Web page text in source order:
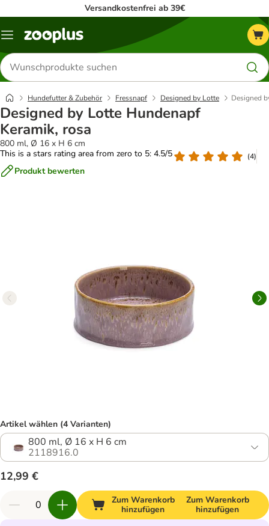
Versandkostenfrei ab 39€
Menü
Produkte
suchen
Hundefutter & Zubehör Fressnapf Designed by Lotte Designed
Designed by Lotte Hundenapf
Keramik, rosa
800 ml, Ø 16 x H 6 cm
This is a stars rating area from zero to 5: 4.5/5
(4)
Produkt bewerten
Artikel wählen (4 Varianten)
800 ml, Ø 16 x H 6 cm
2118916.0
12,99 €
Zum Warenkorb
hinzufügen
Zum Warenkorb
hinzufügen